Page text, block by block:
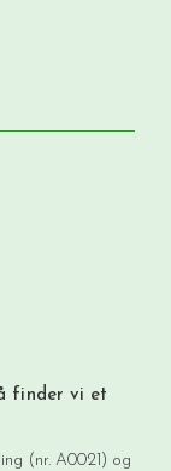
finder vi et
(nr. A0021) og